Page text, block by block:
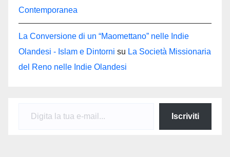
Contemporanea
La Conversione di un “Maomettano” nelle Indie
Olandesi - Islam e Dintorni su La Società Missionaria
del Reno nelle Indie Olandesi
Iscriviti